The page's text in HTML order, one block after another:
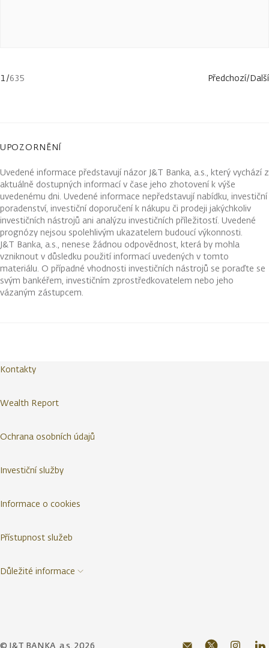
1/635 Předchozí/Další
UPOZORNĚNÍ
Uvedené informace představují názor J&T Banka, a.s., který vychází z
aktuálně dostupných informací v čase jeho zhotovení k výše
uvedenému dni. Uvedené informace nepředstavují nabídku, investiční
poradenství, investiční doporučení k nákupu či prodeji jakýchkoliv
investičních nástrojů ani analýzu investičních příležitostí. Uvedené
prognózy nejsou spolehlivým ukazatelem budoucí výkonnosti.
J&T Banka, a.s., nenese žádnou odpovědnost, která by mohla
vzniknout v důsledku použití informací uvedených v tomto
materiálu. O případné vhodnosti investičních nástrojů se poraďte se
svým bankéřem, investičním zprostředkovatelem nebo jeho
vázaným zástupcem.
© J&T BANKA, a.s. 2026
Kontakty
Wealth Report
Ochrana osobních údajů
Investiční služby
Informace o cookies
Přístupnost služeb
Důležité informace